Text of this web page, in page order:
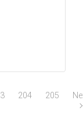
204 205